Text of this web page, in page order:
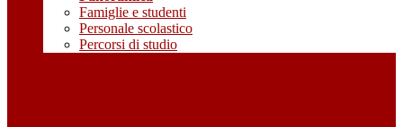
Famiglie e studenti
Personale scolastico
Percorsi di studio